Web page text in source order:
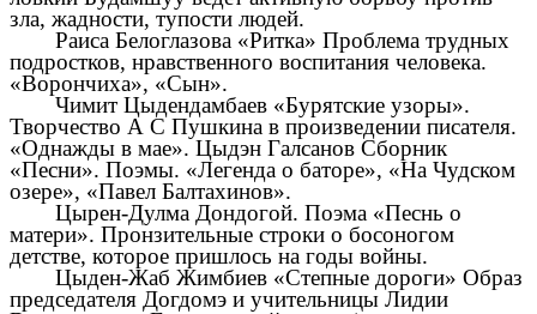
зла, жадности, тупости людей.
Раиса Белоглазова «Ритка» Проблема трудных
подростков, нравственного воспитания человека.
«Ворончиха», «Сын».
Чимит Цыдендамбаев «Бурятские узоры».
Творчество А С Пушкина в произведении писателя.
«Однажды в мае». Цыдэн Галсанов Сборник
«Песни». Поэмы. «Легенда о баторе», «На Чудском
озере», «Павел Балтахинов».
Цырен-Дулма Дондогой. Поэма «Песнь о
матери». Пронзительные строки о босоногом
детстве, которое пришлось на годы войны.
Цыден-Жаб Жимбиев «Степные дороги» Образ
председателя Догдомэ и учительницы Лидии